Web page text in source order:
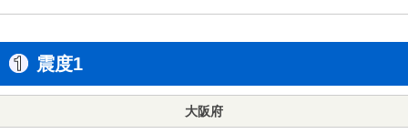
震度1
大阪府